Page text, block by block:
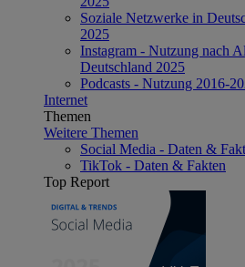
Soziale Netzwerke in
2025
Instagram - Nutzung nach
Deutschland 2025
Podcasts - Nutzung 2016-
Internet
Themen
Weitere Themen
Social Media - Daten &
TikTok - Daten & Fakten
Top Report